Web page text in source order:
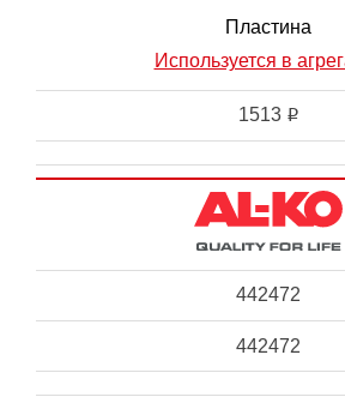
Пластина
Используется в
1513 i
442472
442472